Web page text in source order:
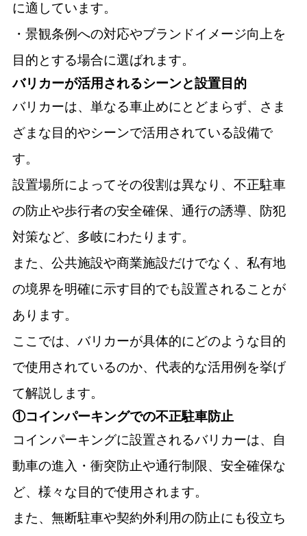
に適しています。
・景観条例への対応やブランドイメージ向上を
目的とする場合に選ばれます。
バリカーが活用されるシーンと設置目的
バリカーは、単なる車止めにとどまらず、さま
ざまな目的やシーンで活用されている設備で
す。
設置場所によってその役割は異なり、不正駐車
の防止や歩行者の安全確保、通行の誘導、防犯
対策など、多岐にわたります。
また、公共施設や商業施設だけでなく、私有地
の境界を明確に示す目的でも設置されることが
あります。
ここでは、バリカーが具体的にどのような目的
で使用されているのか、代表的な活用例を挙げ
て解説します。
①コインパーキングでの不正駐車防止
コインパーキングに設置されるバリカーは、自
動車の進入・衝突防止や通行制限、安全確保な
ど、様々な目的で使用されます。
また、無断駐車や契約外利用の防止にも役立ち